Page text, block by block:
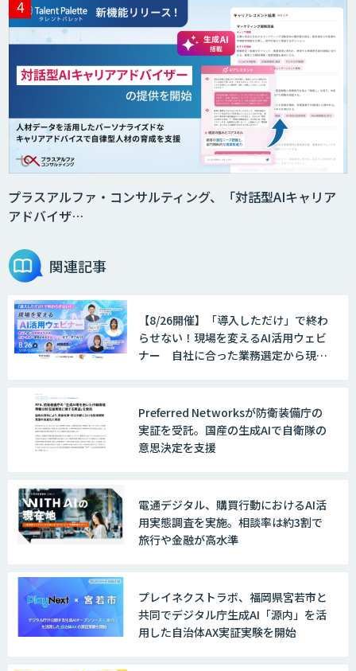
Smart Search
法人向けAIエージェント「OfficeAI社
2層ナレッジ×AIで顧客コミュニケーシ
ョンを効率化「ZEROCK」
戦略策定から実装まで一気通貫のAIエー
ジェント開発
WARP NEXT
Explaza 生成AI Partner｜AIエージェン
GENIEE SFA/CRM
プラスアルファ・コンサルティング、「対話型AIキャリア
アドバイザ…
関連記事
【8/26開催】「導入しただけ」で終わ
らせない！現場を変えるAI活用ウェビ
ナー 自社に合った業務選定から現
Preferred Networksが防衛装備庁の
実証を受託。国産の生成AIで自衛隊の
意思決定を支援
電通デジタル、購買行動におけるAI活
用実態調査を実施。相談率は約3割で
旅行や金融が高水準
プレイネクストラボ、福岡県宮若市と
共同でデジタル庁生成AI「源内」を活
用した自治体AX実証実験を開始